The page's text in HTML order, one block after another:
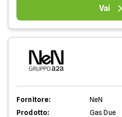
Vai
Fornitore:
NeN
Prodotto:
Gas Due